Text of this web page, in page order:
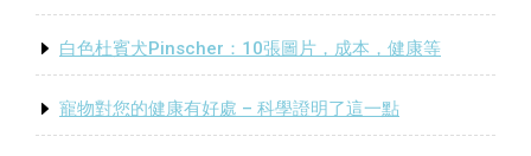
白色杜賓犬Pinscher：10張圖片，成本，健康等
寵物對您的健康有好處 – 科學證明了這一點